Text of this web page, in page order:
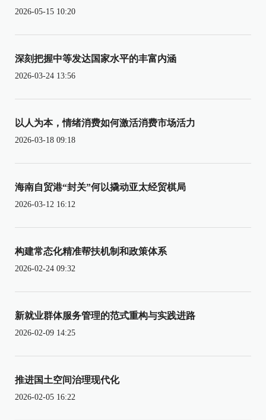
2026-05-15 10:20
深刻把握中等发达国家水平的丰富内涵
2026-03-24 13:56
以人为本，情绪消费如何激活消费市场活力
2026-03-18 09:18
海南自贸港“封关”何以撬动亚太经贸棋局
2026-03-12 16:12
构建常态化精准帮扶机制和政策体系
2026-02-24 09:32
新就业群体服务管理的范式重构与实践进路
2026-02-09 14:25
推进国土空间治理现代化
2026-02-05 16:22